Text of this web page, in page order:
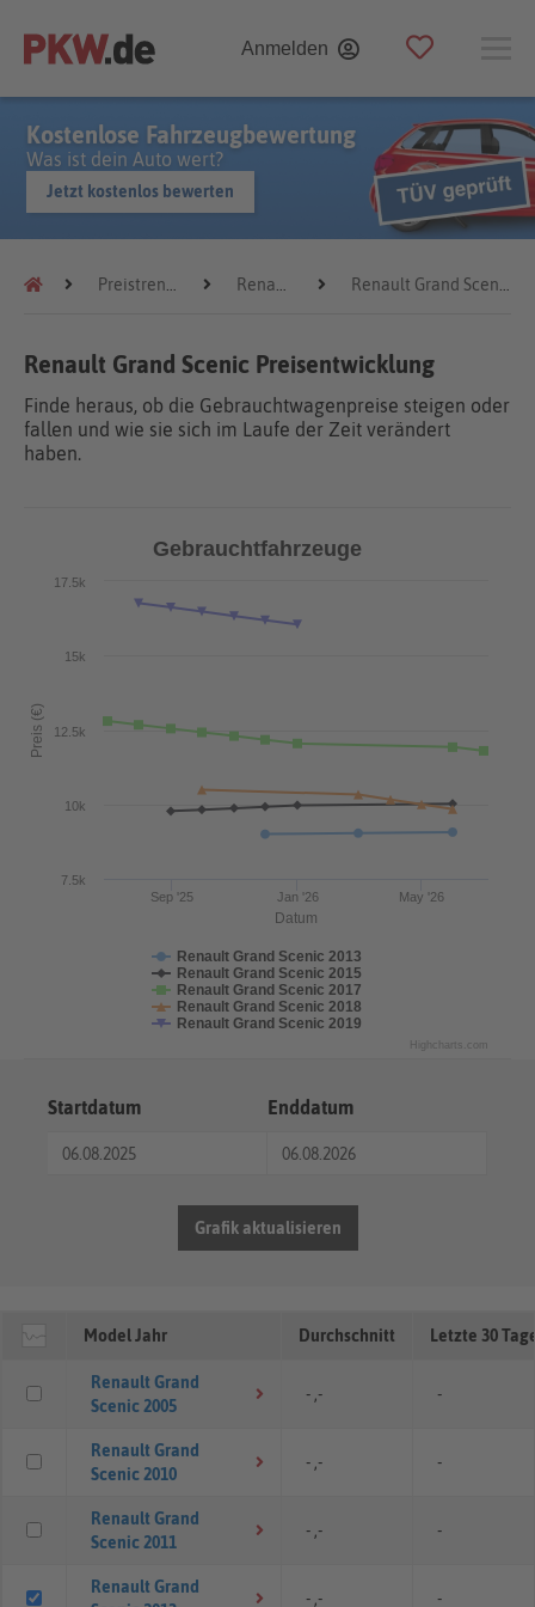
Anmelden
Kostenlose Fahrzeugbewertung
Was ist dein Auto wert?
Jetzt kostenlos bewerten
Preistrends Renault Renault Grand Scenic
Renault Grand Scenic Preisentwicklung
Finde heraus, ob die Gebrauchtwagenpreise steigen oder
fallen und wie sie sich im Laufe der Zeit verändert
haben.
Datum
Preis (€)
Gebrauchtfahrzeuge
Renault Grand Scenic 2013
Renault Grand Scenic 2015
Renault Grand Scenic 2017
Renault Grand Scenic 2018
Renault Grand Scenic 2019
Jan '26
Sep '25 May '26
10k
7.5k
12.5k
15k
17.5k
Highcharts.com
Startdatum Enddatum
Grafik aktualisieren
Model Jahr Durchschnitt Letzte 30
Renault Grand
Scenic 2005
- ,- -
Renault Grand
Scenic 2010
- ,- -
Renault Grand
Scenic 2011
- ,- -
Renault Grand
- ,- -